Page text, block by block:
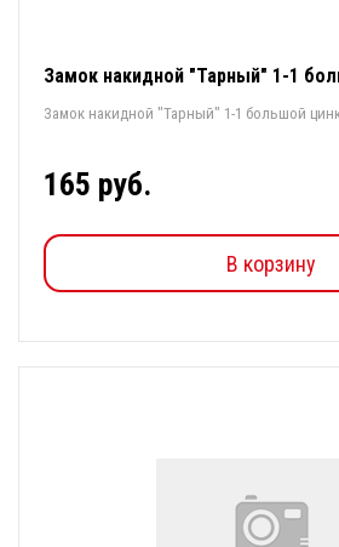
Замок накидной "Тарный" 1-1
Замок накидной "Тарный" 1-1 большой
165 руб.
В корзину